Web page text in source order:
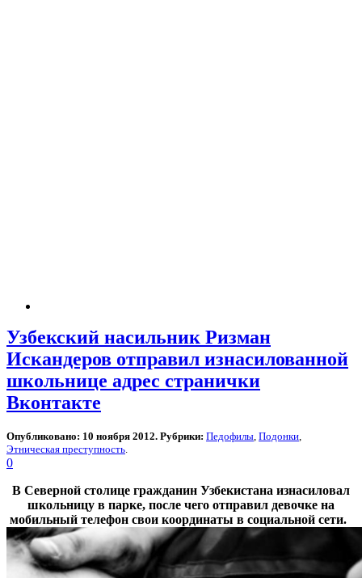
Узбекский насильник Ризман
Искандеров отправил изнасилованной
школьнице адрес странички
Вконтакте
Опубликовано: 10 ноября 2012. Рубрики: Педофилы Подонки
Этническая преступность
0
В Северной столице гражданин Узбекистана изнасиловал
школьницу в парке, после чего отправил девочке на
мобильный телефон свои координаты в социальной сети.